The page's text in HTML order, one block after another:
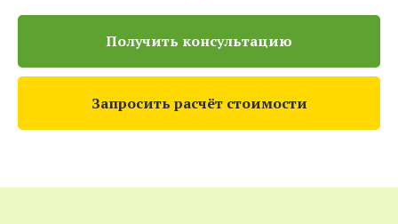
Получить консультацию
Запросить расчёт стоимости